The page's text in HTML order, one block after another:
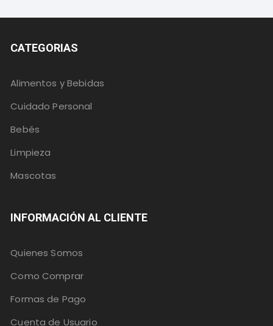
CATEGORIAS
Alimentos y Bebidas
Cuidado Personal
Bebés
Limpieza
Mascotas
INFORMACIÓN AL CLIENTE
Quienes Somos
Como Comprar
Formas de Pago
Cuenta de Usuario